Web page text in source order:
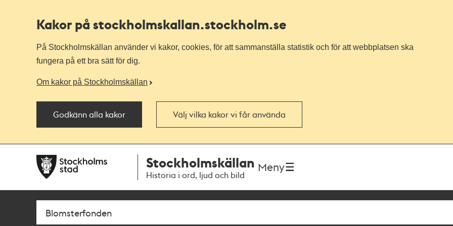
Kakor på stockholmskallan.stockholm.se
På Stockholmskällan använder vi kakor, cookies, för att sammanställa statistik och för att webbplatsen ska
fungera på ett bra sätt för dig.
Om kakor på Stockholmskällan
Godkänn alla kakor Välj vilka kakor vi får använda
navigationen
huvudinnehållet
Stockholmskällan
Historia i ord, ljud och bild
Meny
Sök